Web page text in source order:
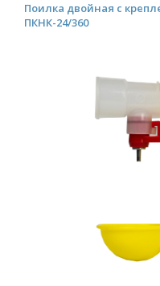
Поилка двойная с
ПКНК-24/360